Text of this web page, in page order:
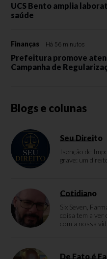
UCS Bento amplia
saúde
Finanças Há 56 minutos
Prefeitura promove
Campanha de
Blogs e colunas
Seu Direito
Isenção de
grave: um
Cotidiano
Six Seven,
coisa tem a ver
com a nossa
De Fato é